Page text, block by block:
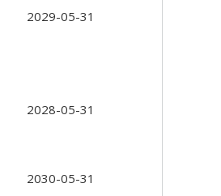
2029-05-31
2028-05-31
2030-05-31